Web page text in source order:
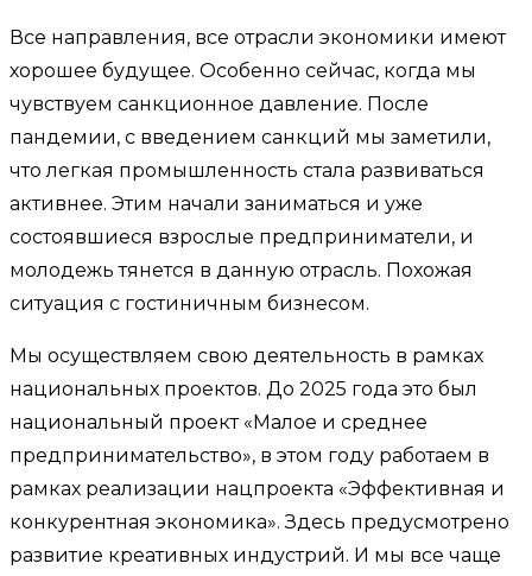
Все направления, все отрасли экономики имеют
хорошее будущее. Особенно сейчас, когда мы
чувствуем санкционное давление. После
пандемии, с введением санкций мы заметили,
что легкая промышленность стала развиваться
активнее. Этим начали заниматься и уже
состоявшиеся взрослые предприниматели, и
молодежь тянется в данную отрасль. Похожая
ситуация с гостиничным бизнесом.
Мы осуществляем свою деятельность в рамках
национальных проектов. До 2025 года это был
национальный проект «Малое и среднее
предпринимательство», в этом году работаем в
рамках реализации нацпроекта «Эффективная и
конкурентная экономика». Здесь предусмотрено
развитие креативных индустрий. И мы все чаще